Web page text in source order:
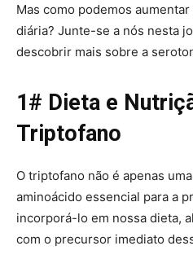
Mas como podemos
diária? Junte-se a nós nesta
descobrir mais sobre a
1# Dieta e
Triptofano
O triptofano não é apenas
aminoácido essencial para a
incorporá-lo em nossa dieta,
com o precursor imediato